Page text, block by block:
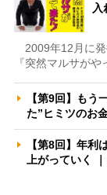
2009年12月に発
『突然マルサが
【第9回】も
た”ヒミツのお
【第8回】年
上がっていく